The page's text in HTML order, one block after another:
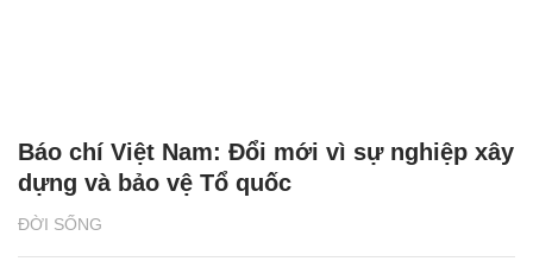
ĐỜI SỐNG
Báo chí Việt Nam: Đổi mới vì sự nghiệp xây
dựng và bảo vệ Tổ quốc